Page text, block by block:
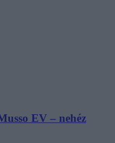
EV – nehéz